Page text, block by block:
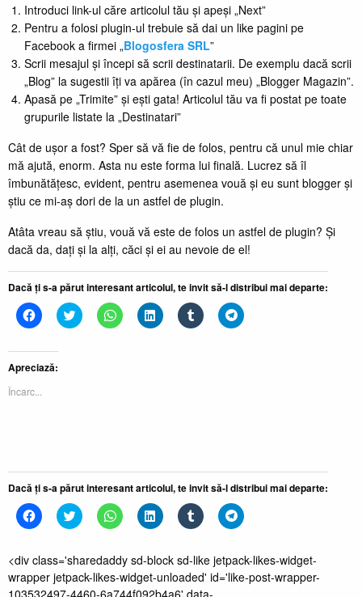
Introduci link-ul căre articolul tău și apeși „Next”
Pentru a folosi plugin-ul trebuie să dai un like pagini pe
Facebook a firmei „Blogosfera SRL”
Scrii mesajul și începi să scrii destinatarii. De exemplu dacă scrii
„Blog” la sugestii îți va apărea (în cazul meu) „Blogger Magazin”.
Apasă pe „Trimite” și ești gata! Articolul tău va fi postat pe toate
grupurile listate la „Destinatari”
Cât de ușor a fost? Sper să vă fie de folos, pentru că unul mie chiar
mă ajută, enorm. Asta nu este forma lui finală. Lucrez să îl
îmbunătățesc, evident, pentru asemenea vouă și eu sunt blogger și
știu ce mi-aș dori de la un astfel de plugin.
Atâta vreau să știu, vouă vă este de folos un astfel de plugin? Și
dacă da, dați și la alți, căci și ei au nevoie de el!
Dacă ți s-a părut interesant articolul, te invit să-l distribui mai departe:
Dă
clic
partaja
pe
Facebook(Se
într-
Dă
clic
Dă
clic
Dă
clic
Dă
clic
Dă
clic
Apreciază:
Încarc...
Dacă ți s-a părut interesant articolul, te invit să-l distribui mai departe:
Dă
clic
partaja
pe
Facebook(Se
deschide
Dă
clic
partaja
pe
Twitter(Se
deschide
Dă
clic
pe
WhatsApp(Se
deschide
într-
Dă
clic
partaja
pe
LinkedIn(Se
deschide
Dă
clic
partaja
pe
Tumblr(Se
deschide
Dă
clic
pe
Telegram(Se
deschide
într-
<div class='sharedaddy sd-block sd-like jetpack-likes-widget-
wrapper jetpack-likes-widget-unloaded' id='like-post-wrapper-
103532497-4460-6a744f092b4a6' data-